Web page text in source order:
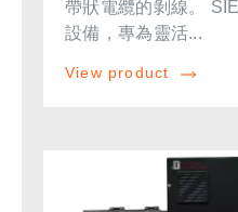
帶狀電纜的剝線。
設備，專為靈活...
View product